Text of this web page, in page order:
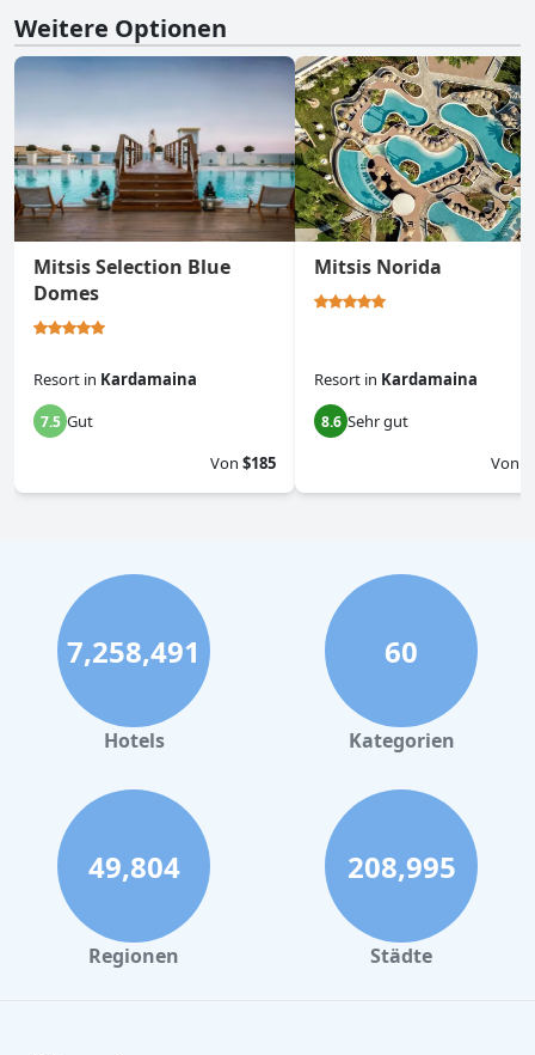
Weitere Optionen
Mitsis Selection Blue
Domes
Resort in Kardamaina
7.5 Gut
Von $185
Mitsis Norida
Resort in Kardamaina
8.6 Sehr gut
Von
7,258,491
Hotels
60
Kategorien
49,804
Regionen
208,995
Städte